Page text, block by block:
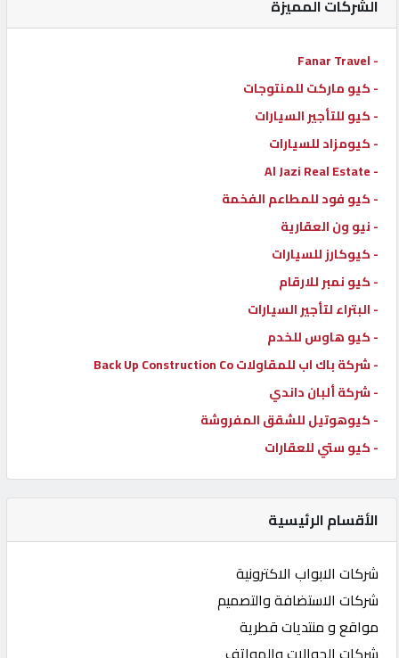
القطري
POWERED
QHOST
الشركات المميزة
- Fanar Travel
- كيو ماركت للمنتوجات
- كيو للتأجير السيارات
- كيومزاد للسيارات
- Al Jazi Real Estate
- كيو فود للمطاعم الفخمة
- نيو ون العقارية
- كيوكارز للسيارات
- كيو نمبر للارقام
- البتراء لتأجير السيارات
- كيو هاوس للخدم
- شركة باك اب للمقاولات Back Up Construction Co
- شركة ألبان داندي
- كيوهوتيل للشقق المفروشة
- كيو ستي للعقارات
الأقسام الرئيسية
شركات الابواب الاكترونية
شركات الاستضافة والتصميم
مواقع و منتديات قطرية